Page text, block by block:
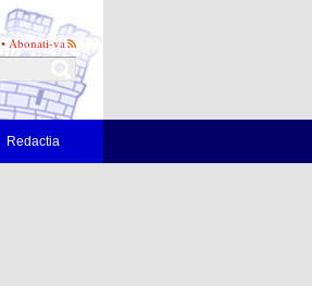
• Abonati-va
Redactia